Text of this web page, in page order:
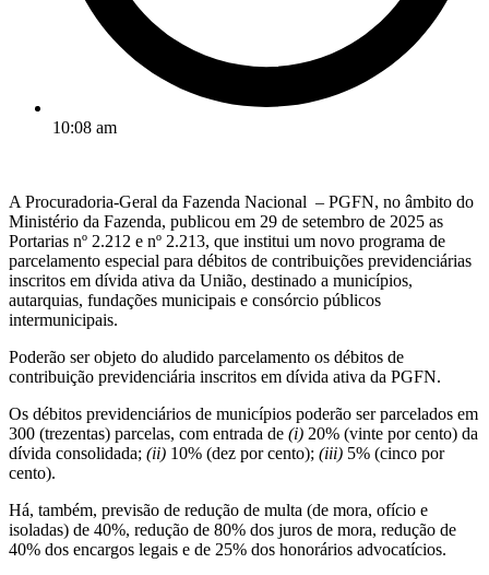
10:08 am
A Procuradoria-Geral da Fazenda Nacional – PGFN, no âmbito do
Ministério da Fazenda, publicou em 29 de setembro de 2025 as
Portarias nº 2.212 e nº 2.213, que institui um novo programa de
parcelamento especial para débitos de contribuições previdenciárias
inscritos em dívida ativa da União, destinado a municípios,
autarquias, fundações municipais e consórcio públicos
intermunicipais.
Poderão ser objeto do aludido parcelamento os débitos de
contribuição previdenciária inscritos em dívida ativa da PGFN.
Os débitos previdenciários de municípios poderão ser parcelados em
300 (trezentas) parcelas, com entrada de (i) 20% (vinte por cento) da
dívida consolidada; (ii) 10% (dez por cento); (iii) 5% (cinco por
cento).
Há, também, previsão de redução de multa (de mora, ofício e
isoladas) de 40%, redução de 80% dos juros de mora, redução de
40% dos encargos legais e de 25% dos honorários advocatícios.